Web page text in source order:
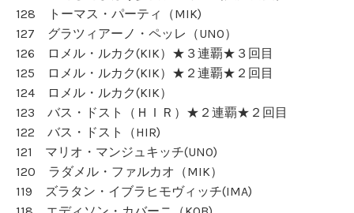
128 トーマス・パーティ（MIK)
127 グラツィアーノ・ペッレ（UNO）
126 ロメル・ルカク(KIK）★３連覇★３回目
125 ロメル・ルカク(KIK）★２連覇★２回目
124 ロメル・ルカク(KIK）
123 バス・ドスト（ＨＩＲ）★２連覇★２回目
122 バス・ドスト（HIR)
121 マリオ・マンジュキッチ(UNO)
120 ラダメル・ファルカオ（MIK）
119 ズラタン・イブラヒモヴィッチ(IMA)